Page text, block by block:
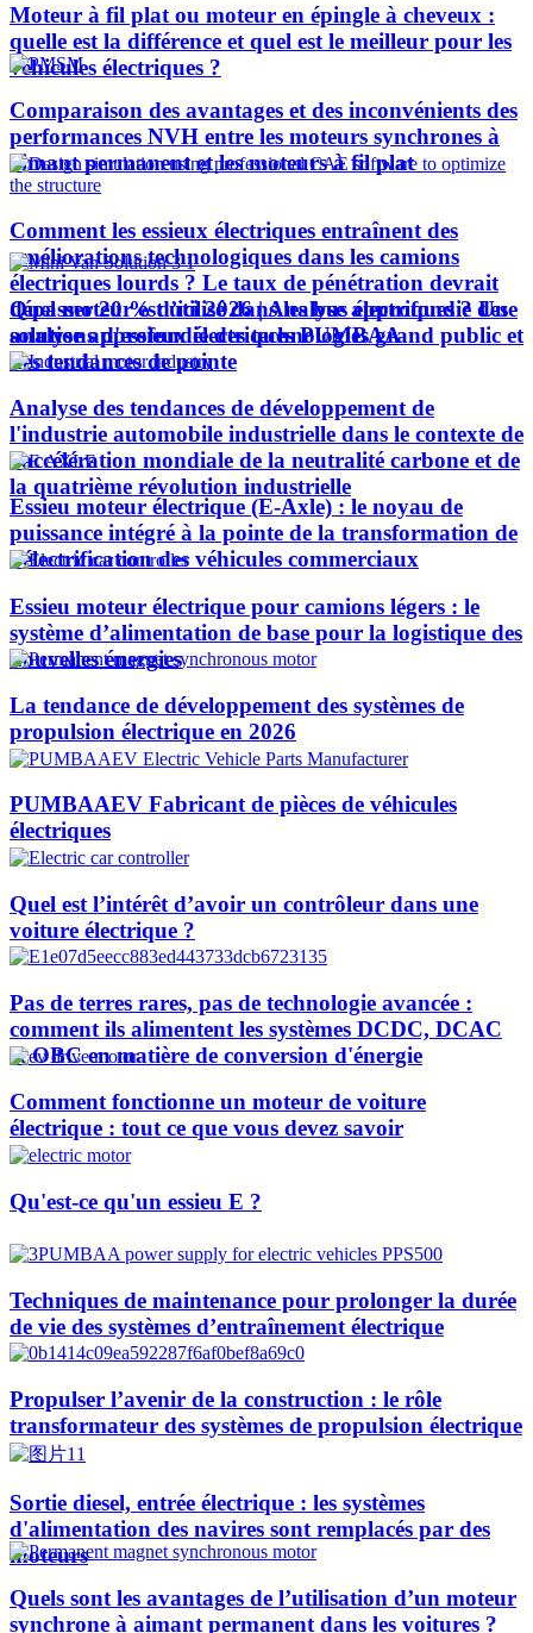
Moteur à fil plat ou moteur en épingle à cheveux :
quelle est la différence et quel est le meilleur pour les
véhicules électriques ?
Comparaison des avantages et des inconvénients des
performances NVH entre les moteurs synchrones à
aimant permanent et les moteurs à fil plat
Comment les essieux électriques entraînent des
améliorations technologiques dans les camions
électriques lourds ? Le taux de pénétration devrait
dépasser 20 % d’ici 2026 | Analyse approfondie des
solutions d'essieux électriques PUMBAA
Quel moteur est utilisé dans les bus électriques ? Une
analyse approfondie des technologies grand public et
des tendances de pointe
Analyse des tendances de développement de
l'industrie automobile industrielle dans le contexte de
l'accélération mondiale de la neutralité carbone et de
la quatrième révolution industrielle
Essieu moteur électrique (E-Axle) : le noyau de
puissance intégré à la pointe de la transformation de
l’électrification des véhicules commerciaux
Essieu moteur électrique pour camions légers : le
système d’alimentation de base pour la logistique des
nouvelles énergies
La tendance de développement des systèmes de
propulsion électrique en 2026
PUMBAAEV Fabricant de pièces de véhicules
électriques
Quel est l’intérêt d’avoir un contrôleur dans une
voiture électrique ?
Pas de terres rares, pas de technologie avancée :
comment ils alimentent les systèmes DCDC, DCAC
et OBC en matière de conversion d'énergie
Comment fonctionne un moteur de voiture
électrique : tout ce que vous devez savoir
Qu'est-ce qu'un essieu E ?
Techniques de maintenance pour prolonger la durée
de vie des systèmes d’entraînement électrique
Propulser l’avenir de la construction : le rôle
transformateur des systèmes de propulsion électrique
Sortie diesel, entrée électrique : les systèmes
d'alimentation des navires sont remplacés par des
moteurs
Quels sont les avantages de l’utilisation d’un moteur
synchrone à aimant permanent dans les voitures ?